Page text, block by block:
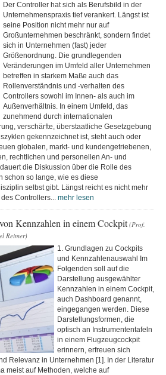
Der Controller hat sich als Berufsbild in der
Unternehmenspraxis tief verankert. Längst ist
seine Position nicht mehr nur auf
Großunternehmen beschränkt, sondern findet
sich in Unternehmen (fast) jeder
Größenordnung. Die grundlegenden
Veränderungen im Umfeld aller Unternehmen
betreffen in starkem Maße auch das
Rollenverständnis und -verhalten des
Controllers sowohl im Innen- als auch im
Außenverhältnis. In einem Umfeld, das
zunehmend durch internationalen
verschärfte, überstaatliche Gesetzgebung
gekennzeichnet ist, steht auch oder
globalen, markt- und kundengetriebenen,
rechtlichen und personellen An- und
die Diskussion über die Rolle des
schon so lange, wie es diese
selbst gibt. Längst reicht es nicht mehr
Controllers... mehr lesen
Kennzahlen in einem Cockpit (Prof.
Reimer)
1. Grundlagen zu Cockpits
und Kennzahlenauswahl Im
Folgenden soll auf die
Darstellung ausgewählter
Kennzahlen in einem Cockpit,
auch Dashboard genannt,
eingegangen werden. Diese
Darstellungsformen, die
optisch an Instrumententafeln
in einem Flugzeugcockpit
erinnern, erfreuen sich
Relevanz in Unternehmen [1]. In der Literatur
meist auf Methoden, welche auf